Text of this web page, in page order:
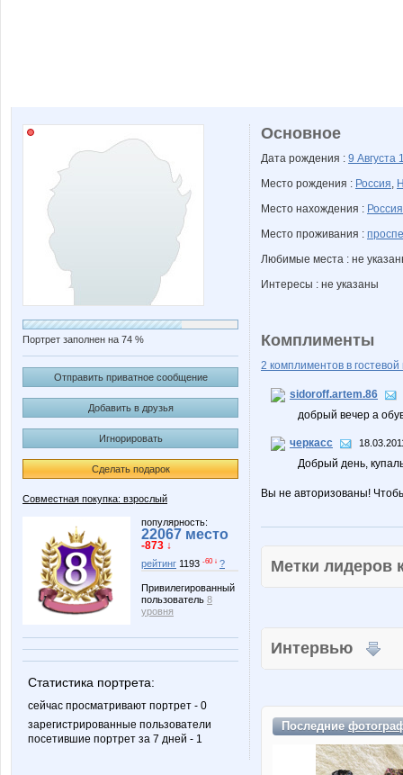
Портрет заполнен на 74 %
Отправить приватное сообщение
Добавить в друзья
Игнорировать
Сделать подарок
Совместная покупка: взрослый
популярность:
22067 место
-873 ↓
рейтинг 1193 -60 ↓ ?
Привилегированный
пользователь 8
уровня
Статистика портрета:
сейчас просматривают портрет - 0
зарегистрированные пользователи
посетившие портрет за 7 дней - 1
Основное
Дата рождения : 9 Августа
Место рождения : Россия,
Место нахождения : Россия
Место проживания :
Любимые места : не
Интересы : не указаны
Комплименты
2 комплиментов в гостевой
sidoroff.artem.86
добрый вечер а
черкасс
Добрый день,
Вы не авторизованы!
Метки
Интервью
Последние